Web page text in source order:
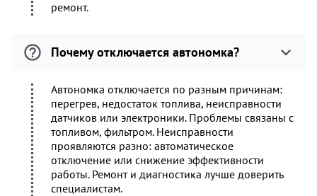
ремонт.
Почему отключается автономка?
Автономка отключается по разным причинам:
перегрев, недостаток топлива, неисправности
датчиков или электроники. Проблемы связаны с
топливом, фильтром. Неисправности
проявляются разно: автоматическое
отключение или снижение эффективности
работы. Ремонт и диагностика лучше доверить
специалистам.